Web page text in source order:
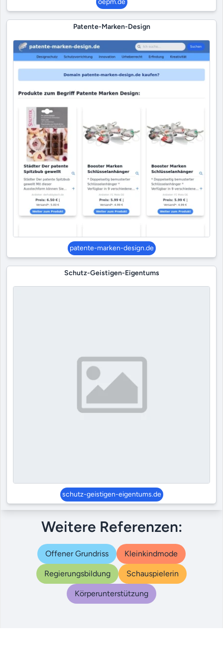
oepm.de
Patente-Marken-Design
patente-marken-design.de
Schutz-Geistigen-Eigentums
schutz-geistigen-eigentums.de
Weitere Referenzen:
Offener Grundriss Kleinkindmode
Regierungsbildung Schauspielerin
Körperunterstützung